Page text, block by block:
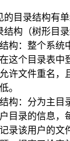
的目录结构有
构（树形目录
构：整个系统
这个目录表中
许文件重名，
。
构：分为主目
目录的信息，
录该用户的文